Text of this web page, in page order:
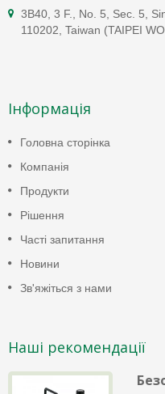
3B40, 3 F., No. 5, Sec. 5,
110202, Taiwan (TAIPEI
Інформація
Головна сторінка
Компанія
Продукти
Рішення
Часті запитання
Новини
Зв'яжіться з нами
Наші рекомендації